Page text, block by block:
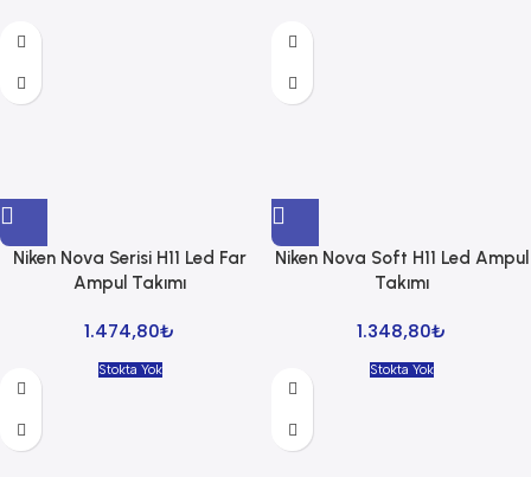
Niken Nova Serisi H11 Led Far
Ampul Takımı
1.474,80₺
Niken Nova Soft H11 Led Ampul
Takımı
1.348,80₺
Stokta Yok Stokta Yok